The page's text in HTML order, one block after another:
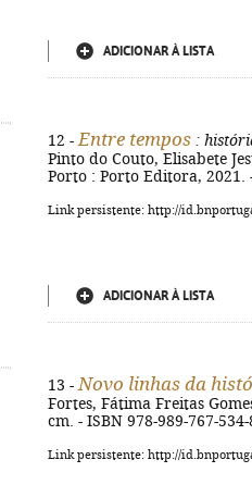
ADICIONAR À LISTA
12 - Entre tempos :
Pinto do Couto, Elisabete
Porto : Porto Editora, 2021.
Link persistente: http://
ADICIONAR À LISTA
13 - Novo linhas da
Fortes, Fátima Freitas
cm. - ISBN 978-989-767-534-
Link persistente: http://